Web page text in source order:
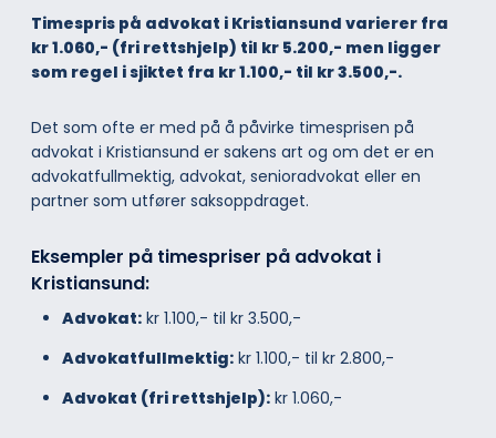
Timespris på advokat i Kristiansund varierer fra
kr 1.060,- (fri rettshjelp) til kr 5.200,- men ligger
som regel i sjiktet fra kr 1.100,- til kr 3.500,-.
Det som ofte er med på å påvirke timesprisen på
advokat i Kristiansund er sakens art og om det er en
advokatfullmektig, advokat, senioradvokat eller en
partner som utfører saksoppdraget.
Eksempler på timespriser på advokat i
Kristiansund:
Advokat: kr 1.100,- til kr 3.500,-
Advokatfullmektig: kr 1.100,- til kr 2.800,-
Advokat (fri rettshjelp): kr 1.060,-